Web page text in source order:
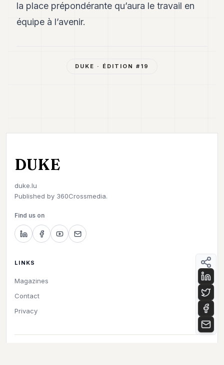
la place prépondérante qu’aura le travail en
équipe à l’avenir.
DUKE · ÉDITION # 19
DUKE
duke.lu
Published by 360Crossmedia.
Find us on
LINKS
Magazines
Contact
Privacy